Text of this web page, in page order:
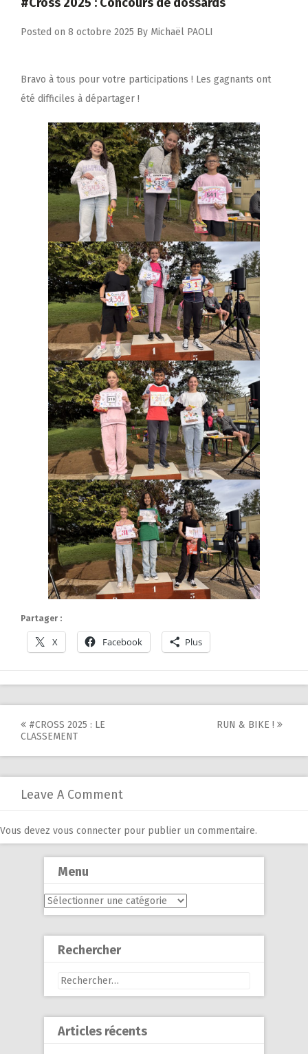
Posted on 8 octobre 2025 By Michaël PAOLI
Bravo à tous pour votre participations ! Les gagnants ont
été difficiles à départager !
Partager :
X Facebook Plus
Post
#CROSS 2025 : LE
CLASSEMENT
RUN & BIKE !
Leave A Comment
Vous devez vous connecter pour publier un commentaire.
Menu
Menu
Rechercher
Rechercher :
Articles récents